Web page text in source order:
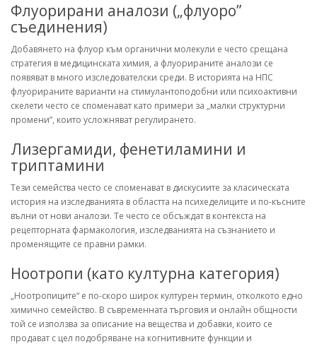
Флуорирани аналози („флуоро”
съединения)
Добавянето на флуор към органични молекули е често срещана
стратегия в медицинската химия, а флуорираните аналози се
появяват в много изследователски среди. В историята на НПС
флуорираните варианти на стимулантоподобни или психоактивни
скелети често се споменават като примери за „малки структурни
промени”, които усложняват регулирането.
Лизергамиди, фенетиламини и
триптамини
Тези семейства често се споменават в дискусиите за класическата
история на изследванията в областта на психеделиците и по-късните
вълни от нови аналози. Те често се обсъждат в контекста на
рецепторната фармакология, изследванията на съзнанието и
променящите се правни рамки.
Ноотропи (като културна категория)
„Ноотропиците“ е по-скоро широк културен термин, отколкото едно
химично семейство. В съвременната търговия и онлайн общности
той се използва за описание на вещества и добавки, които се
продават с цел подобряване на когнитивните функции и